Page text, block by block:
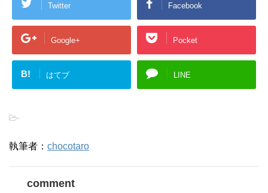
Twitter Facebook
Google+ Pocket
B! はてブ LINE
-
執筆者： chocotaro
comment